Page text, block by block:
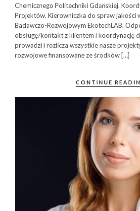
Chemicznego Politechniki Gdańskiej.
Projektów. Kierowniczka do spraw jakości
Badawczo-Rozwojowym EkotechLAB.
obsługę/kontakt z klientem i koordynację
prowadzi i rozlicza wszystkie nasze
rozwojowe finansowane ze środków […]
CONTINUE